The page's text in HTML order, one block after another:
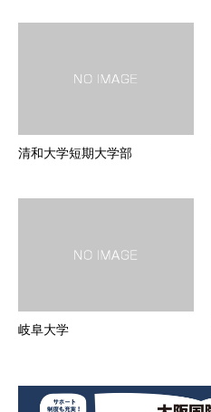
清和大学短期大学部
岐阜大学